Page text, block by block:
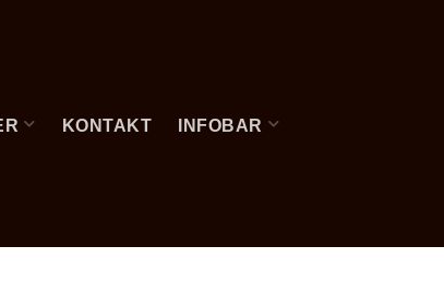
KONTAKT INFOBAR